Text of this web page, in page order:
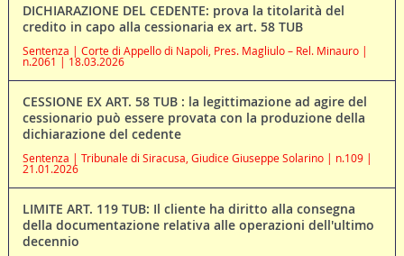
DICHIARAZIONE DEL CEDENTE: prova la titolarità del
credito in capo alla cessionaria ex art. 58 TUB
Sentenza | Corte di Appello di Napoli, Pres. Magliulo – Rel. Minauro |
n.2061 | 18.03.2026
CESSIONE EX ART. 58 TUB : la legittimazione ad agire del
cessionario può essere provata con la produzione della
dichiarazione del cedente
Sentenza | Tribunale di Siracusa, Giudice Giuseppe Solarino | n.109 |
21.01.2026
LIMITE ART. 119 TUB: Il cliente ha diritto alla consegna
della documentazione relativa alle operazioni dell'ultimo
decennio